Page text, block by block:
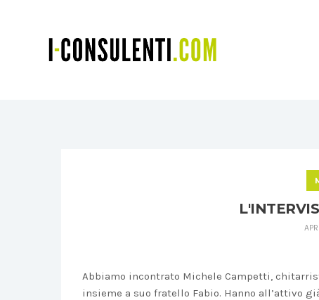
Abbiamo incontrato Michele Campetti,
insieme a suo fratello Fabio. Hanno all’attivo